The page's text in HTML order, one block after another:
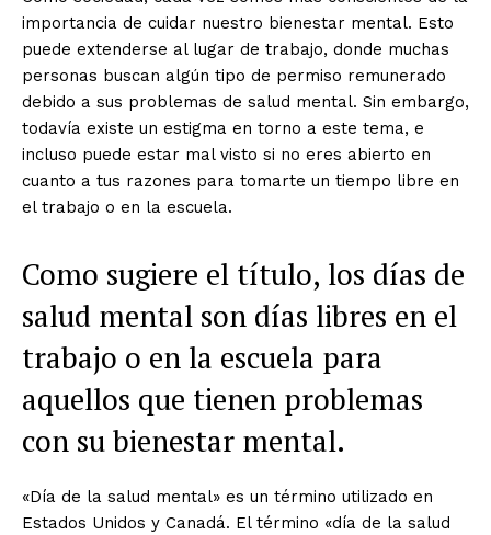
importancia de cuidar nuestro bienestar mental. Esto
puede extenderse al lugar de trabajo, donde muchas
personas buscan algún tipo de permiso remunerado
debido a sus problemas de salud mental. Sin embargo,
todavía existe un estigma en torno a este tema, e
incluso puede estar mal visto si no eres abierto en
cuanto a tus razones para tomarte un tiempo libre en
el trabajo o en la escuela.
Como sugiere el título, los días de
salud mental son días libres en el
trabajo o en la escuela para
aquellos que tienen problemas
con su bienestar mental.
«Día de la salud mental» es un término utilizado en
Estados Unidos y Canadá. El término «día de la salud